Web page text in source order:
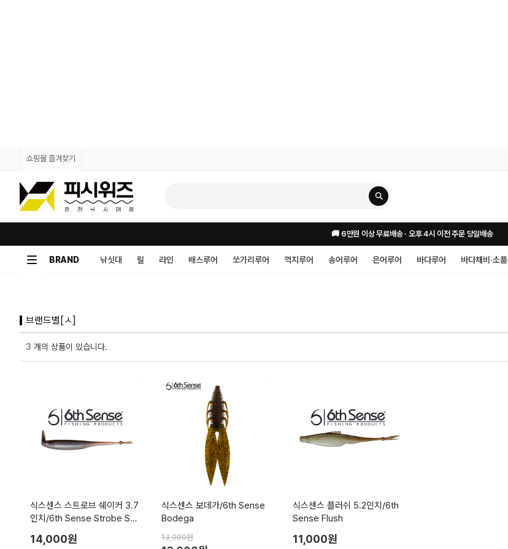
쇼핑몰 즐겨찾기
🚚 6만원 이상 무료배송 · 오후 4시 이전 주문 당일배송
BRAND 낚싯대 릴 라인 배스루어 쏘가리루어 꺽지루어 송어루어 은어루어 바다루어 바다채비·소품
브랜드별[ㅅ]
3 개의 상품이 있습니다.
식스센스 스트로브 쉐이커 3.7
인치/6th Sense Strobe Sha
14,000원
식스센스 보데가/6th Sense
Bodega
13,000원
식스센스 플러쉬 5.2인치/6th
Sense Flush
11,000원